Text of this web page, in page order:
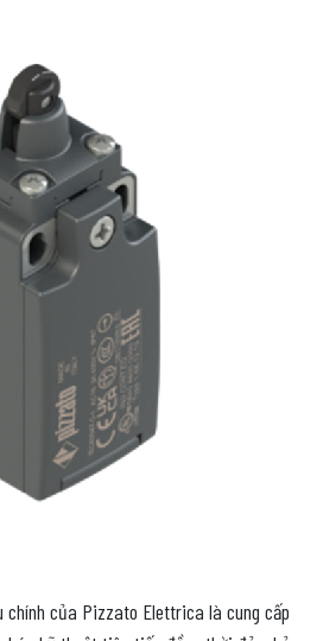
chính của Pizzato Elettrica là cung cấp